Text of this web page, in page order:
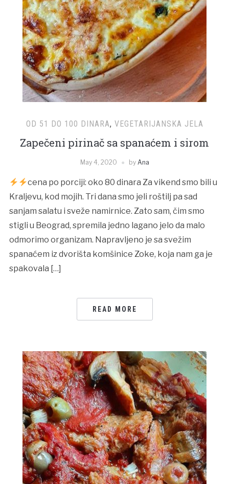
OD 51 DO 100 DINARA, VEGETARIJANSKA JELA
Zapečeni pirinač sa spanaćem i sirom
May 4, 2020 by Ana
cena po porciji: oko 80 dinara Za vikend smo bili u
Kraljevu, kod mojih. Tri dana smo jeli roštilj pa sad
sanjam salatu i sveže namirnice. Zato sam, čim smo
stigli u Beograd, spremila jedno lagano jelo da malo
odmorimo organizam. Napravljeno je sa svežim
spanaćem iz dvorišta komšinice Zoke, koja nam ga je
spakovala […]
READ MORE